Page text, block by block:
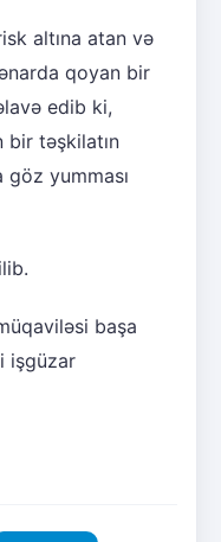
altına atan və
qoyan bir
edib ki,
bir təşkilatın
göz yumması
başa
işgüzar